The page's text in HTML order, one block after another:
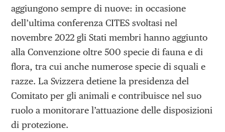
aggiungono sempre di nuove: in occasione
dell’ultima conferenza CITES svoltasi nel
novembre 2022 gli Stati membri hanno aggiunto
alla Convenzione oltre 500 specie di fauna e di
flora, tra cui anche numerose specie di squali e
razze. La Svizzera detiene la presidenza del
Comitato per gli animali e contribuisce nel suo
ruolo a monitorare l’attuazione delle disposizioni
di protezione.